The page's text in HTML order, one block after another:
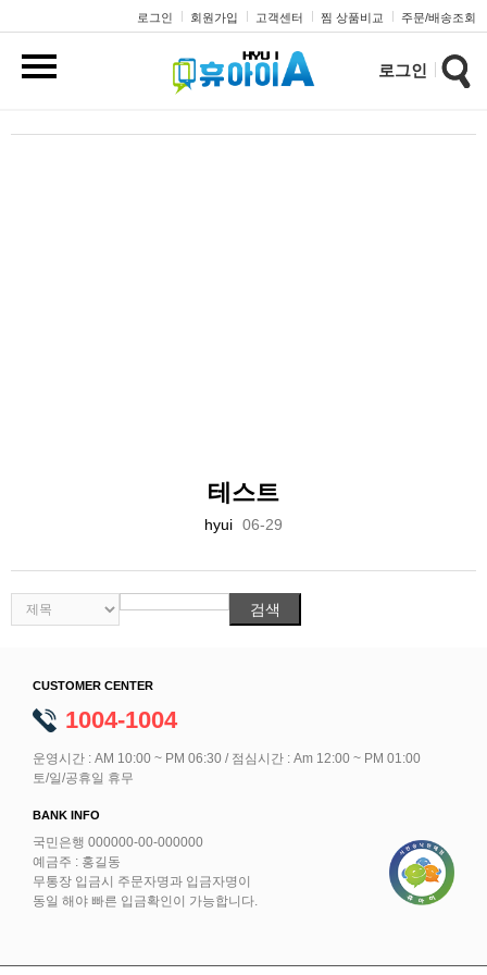
로그인 회원가입 고객센터 찜 상품비교 주문/배송조회
로그인
테스트
hyui 06-29
CUSTOMER CENTER
1004-1004
운영시간 : AM 10:00 ~ PM 06:30 / 점심시간 : Am 12:00 ~ PM 01:00
토/일/공휴일 휴무
BANK INFO
국민은행 000000-00-000000
예금주 : 홍길동
무통장 입금시 주문자명과 입금자명이
동일 해야 빠른 입금확인이 가능합니다.